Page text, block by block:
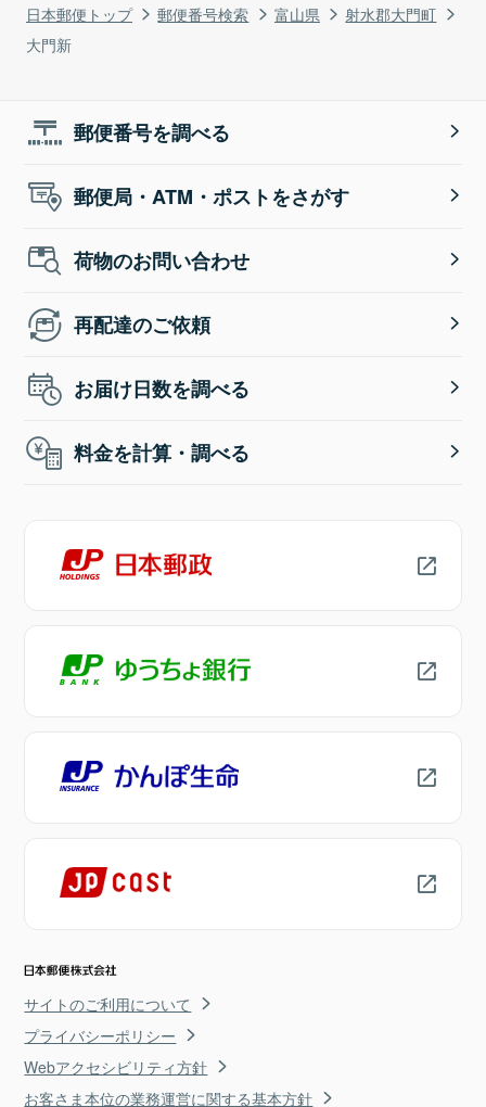
日本郵便トップ 郵便番号検索 富山県
射水郡大門町
大門新
郵便番号を調べる
郵便局・ATM・ポストをさがす
荷物のお問い合わせ
再配達のご依頼
お届け日数を調べる
料金を計算・調べる
サイトのご利用について
プライバシーポリシー
Webアクセシビリティ方針
お客さま本位の業務運営に関する基本方針